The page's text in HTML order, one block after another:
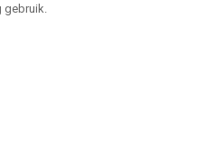
gebruik.